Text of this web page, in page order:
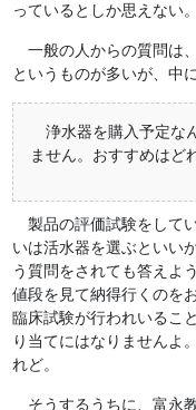
っているとしか思えない
一般の人からの質問は
というものが多いが、中
浄水器を購入予定な
ません。おすすめはど
製品の評価試験をして
いは活水器を選ぶといい
う質問をされても答えよ
値段を見て納得行くのを
臨床試験が行われいるこ
り当てにはなりませんよ
れど。
そうするうちに、富永